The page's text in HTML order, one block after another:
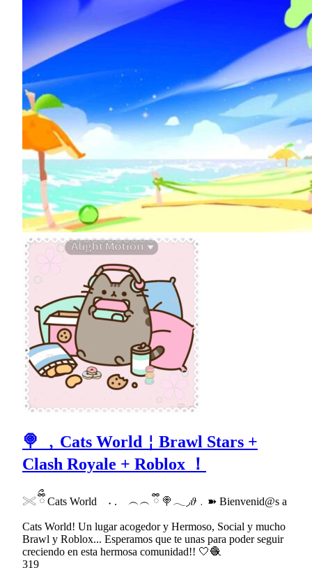
🍭 ﹐Cats World￤Brawl Stars +
Clash Royale + Roblox ！
𓏵 ྀིྀ Cats World ˖ . ︵︵ ྀི 🍭𓂃◞𝜗﹒➽ Bienvenid@s a
Cats World! Un lugar acogedor y Hermoso, Social y mucho
Brawl y Roblox... Esperamos que te unas para poder seguir
creciendo en esta hermosa comunidad!! 🤍🧶
319